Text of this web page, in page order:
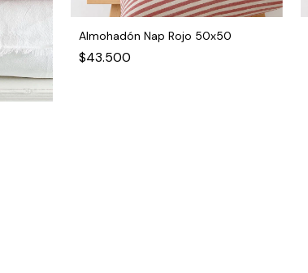
Almohadón Nap Rojo 50x50
$43.500